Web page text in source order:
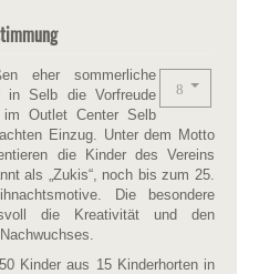
eher sommerliche
in Selb die Vorfreude
Outlet Center Selb
Einzug. Unter dem Motto
die Kinder des Vereins
als „Zukis“, noch bis zum 25.
Die besondere
die Kreativität und den
Kinder aus 15 Kinderhorten in